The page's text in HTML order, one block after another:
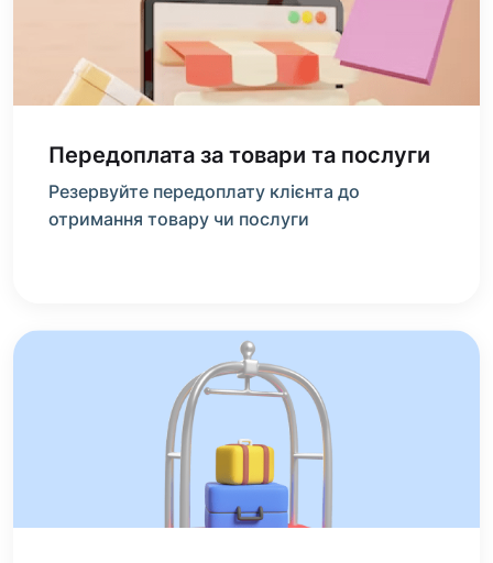
Передоплата за товари та послуги
Резервуйте передоплату клієнта до
отримання товару чи послуги